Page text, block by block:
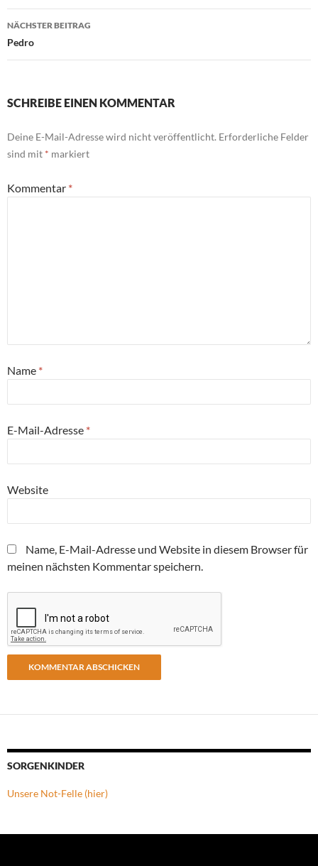
NÄCHSTER BEITRAG
Pedro
SCHREIBE EINEN KOMMENTAR
Deine E-Mail-Adresse wird nicht veröffentlicht. Erforderliche Felder
sind mit * markiert
Kommentar *
Name *
E-Mail-Adresse *
Website
Name, E-Mail-Adresse und Website in diesem Browser für
meinen nächsten Kommentar speichern.
SORGENKINDER
Unsere Not-Felle (hier)